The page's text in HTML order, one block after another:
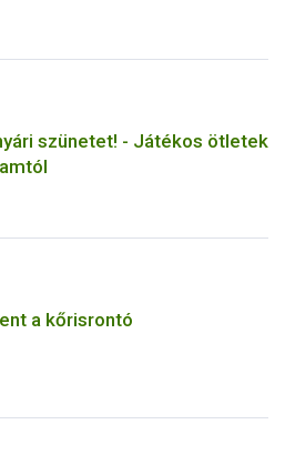
szünetet! - Játékos ötletek
a kőrisrontó